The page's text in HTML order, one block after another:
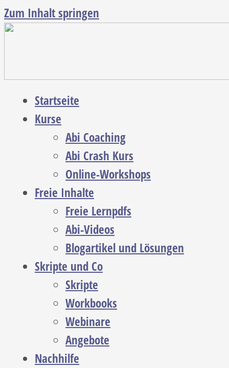
Zum Inhalt springen
Startseite
Kurse
Abi Coaching
Abi Crash Kurs
Online-Workshops
Freie Inhalte
Freie Lernpdfs
Abi-Videos
Blogartikel und Lösungen
Skripte und Co
Skripte
Workbooks
Webinare
Angebote
Nachhilfe